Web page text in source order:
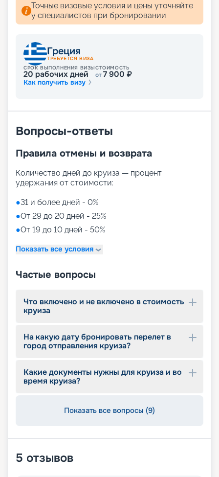
Точные визовые условия и цены уточняйте
у специалистов при бронировании
Греция
ТРЕБУЕТСЯ ВИЗА
СРОК ВЫПОЛНЕНИЯ ВИЗЫ
20 рабочих дней
СТОИМОСТЬ
от7 900 ₽
Как получить визу
Вопросы-ответы
Правила отмены и возврата
Количество дней до круиза — процент
удержания от стоимости:
●31 и более дней - 0%
●От 29 до 20 дней - 25%
●От 19 до 10 дней - 50%
Показать все условия
Частые вопросы
Что включено и не включено в стоимость
круиза
На какую дату бронировать перелет в
город отправления круиза?
Какие документы нужны для круиза и во
время круиза?
Показать все вопросы (9)
5 отзывов